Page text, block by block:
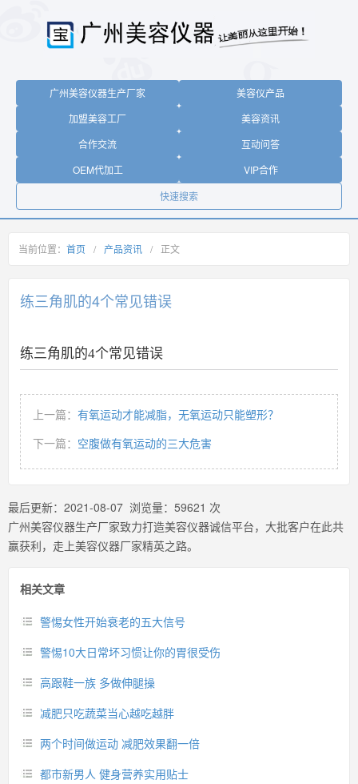
广州美容仪器生产厂家
美容仪产品
加盟美容工厂
美容资讯
合作交流
互动问答
OEM代加工
VIP合作
快速搜索
当前位置： 首页 / 产品资讯 / 正文
练三角肌的4个常见错误
练三角肌的4个常见错误
上一篇： 有氧运动才能减脂，无氧运动只能塑形？
下一篇： 空腹做有氧运动的三大危害
最后更新： 2021-08-07 浏览量： 59621 次
广州美容仪器生产厂家致力打造美容仪器诚信平台，大批客户在此共
赢获利，走上美容仪器厂家精英之路。
相关文章
警惕女性开始衰老的五大信号
警惕10大日常坏习惯让你的胃很受伤
高跟鞋一族 多做伸腿操
减肥只吃蔬菜当心越吃越胖
两个时间做运动 减肥效果翻一倍
都市新男人 健身营养实用贴士